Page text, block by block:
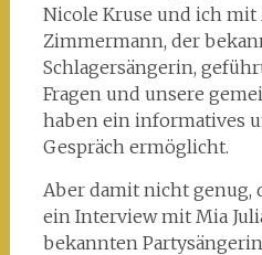
Nicole Kruse und ich
Zimmermann, der
Schlagersängerin,
Fragen und unsere
haben ein informatives
Gespräch ermöglicht.
Aber damit nicht genug,
ein Interview mit Mia
bekannten